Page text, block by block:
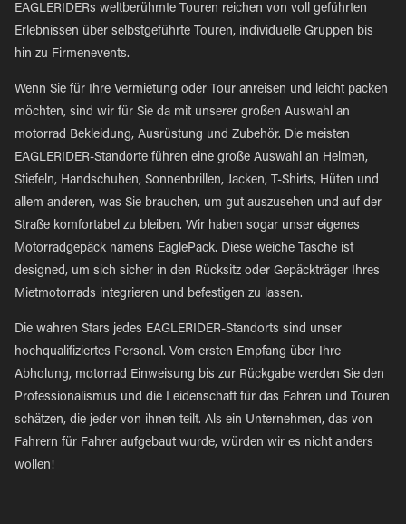
EAGLERIDERs weltberühmte Touren reichen von voll geführten
Erlebnissen über selbstgeführte Touren, individuelle Gruppen bis
hin zu Firmenevents.
Wenn Sie für Ihre Vermietung oder Tour anreisen und leicht packen
möchten, sind wir für Sie da mit unserer großen Auswahl an
motorrad Bekleidung, Ausrüstung und Zubehör. Die meisten
EAGLERIDER-Standorte führen eine große Auswahl an Helmen,
Stiefeln, Handschuhen, Sonnenbrillen, Jacken, T-Shirts, Hüten und
allem anderen, was Sie brauchen, um gut auszusehen und auf der
Straße komfortabel zu bleiben. Wir haben sogar unser eigenes
Motorradgepäck namens EaglePack. Diese weiche Tasche ist
designed, um sich sicher in den Rücksitz oder Gepäckträger Ihres
Mietmotorrads integrieren und befestigen zu lassen.
Die wahren Stars jedes EAGLERIDER-Standorts sind unser
hochqualifiziertes Personal. Vom ersten Empfang über Ihre
Abholung, motorrad Einweisung bis zur Rückgabe werden Sie den
Professionalismus und die Leidenschaft für das Fahren und Touren
schätzen, die jeder von ihnen teilt. Als ein Unternehmen, das von
Fahrern für Fahrer aufgebaut wurde, würden wir es nicht anders
wollen!